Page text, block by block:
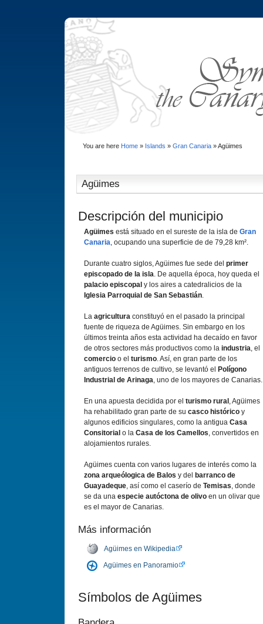
You are here Home» Islands » Gran Canaria»Agüimes
Agüimes
Descripción del municipio
Agüimes está situado en el sureste de la isla de Gran
Canaria, ocupando una superficie de de 79,28 km².
Durante cuatro siglos, Agüimes fue sede del primer
episcopado de la isla. De aquella época, hoy queda el
palacio episcopal y los aires a catedralicios de la
Iglesia Parroquial de San Sebastián.
La agricultura constituyó en el pasado la principal
fuente de riqueza de Agüimes. Sin embargo en los
últimos treinta años esta actividad ha decaí­do en favor
de otros sectores más productivos como la industria, el
comercio o el turismo. Así­, en gran parte de los
antiguos terrenos de cultivo, se levantó el
Polí­gono
Industrial de Arinaga, uno de los mayores de Canarias.
En una apuesta decidida por el turismo rural , Agüimes
ha rehabilitado gran parte de su casco histórico y
algunos edificios singulares, como la antigua Casa
Consitorial o la Casa de los Camellos, convertidos en
alojamientos rurales.
Agüimes cuenta con varios lugares de interés como la
zona arqueólogica de Balos y del
barranco de
Guayadeque, así­ como el caserí­o de Temisas, donde
se da una especie autóctona de olivo en un olivar que
es el mayor de Canarias.
Más información
Agüimes en Wikipedia
Agüimes en Panoramio
Sí­mbolos de Agüimes